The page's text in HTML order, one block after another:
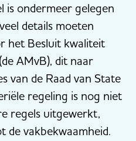
is ondermeer gelegen
details moeten
het Besluit kwaliteit
AMvB), dit naar
van de Raad van State
regeling is nog niet
regels uitgewerkt,
de vakbekwaamheid.